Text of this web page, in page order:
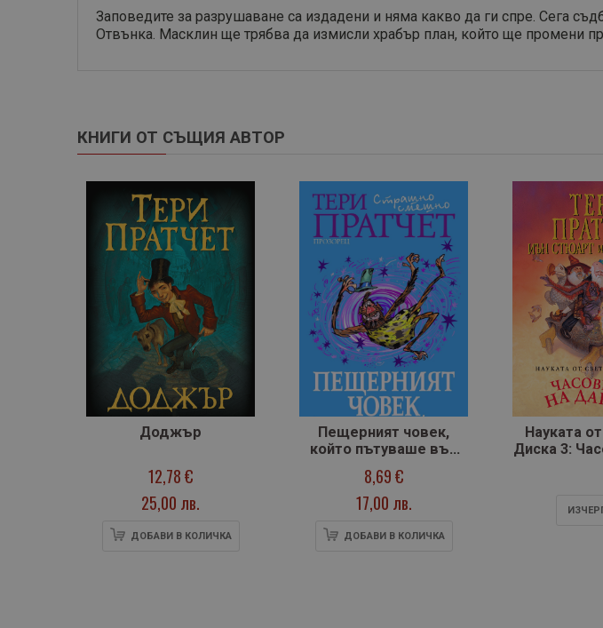
Заповедите за разрушаване са издадени и няма какво да ги спре. Сега
Отвънка. Масклин ще трябва да измисли храбър план, който ще промени
КНИГИ ОТ СЪЩИЯ АВТОР
Доджър
12,78 €
25,00 лв.
ДОБАВИ В КОЛИЧКА
Пещерният човек,
който пътуваше във
времето
8,69 €
17,00 лв.
ДОБАВИ В КОЛИЧКА
Науката
Диска 3: